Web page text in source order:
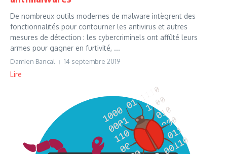
De nombreux outils modernes de malware intègrent des
fonctionnalités pour contourner les antivirus et autres
mesures de détection : les cybercriminels ont affûté leurs
armes pour gagner en furtivité, ...
Damien Bancal 14 septembre 2019
Lire